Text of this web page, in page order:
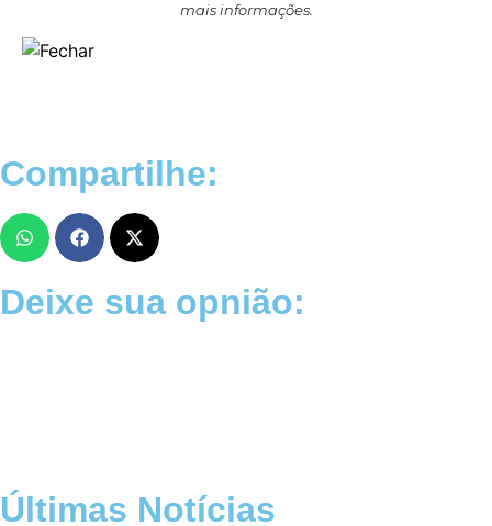
mais informações.
Compartilhe:
Deixe sua opnião:
Últimas Notícias